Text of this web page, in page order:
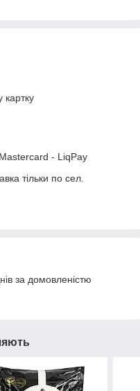
картку
- LiqPay
тільки по сел.
за домовленістю